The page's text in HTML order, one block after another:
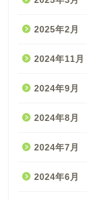
2025年2月
2024年11月
2024年9月
2024年8月
2024年7月
2024年6月